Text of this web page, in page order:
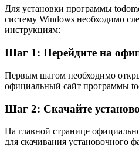
Для установки программы
систему Windows необходимо
инструкциям:
Шаг 1: Перейдите на
Первым шагом необходимо
официальный сайт программы
Шаг 2: Скачайте
На главной странице
для скачивания установочного